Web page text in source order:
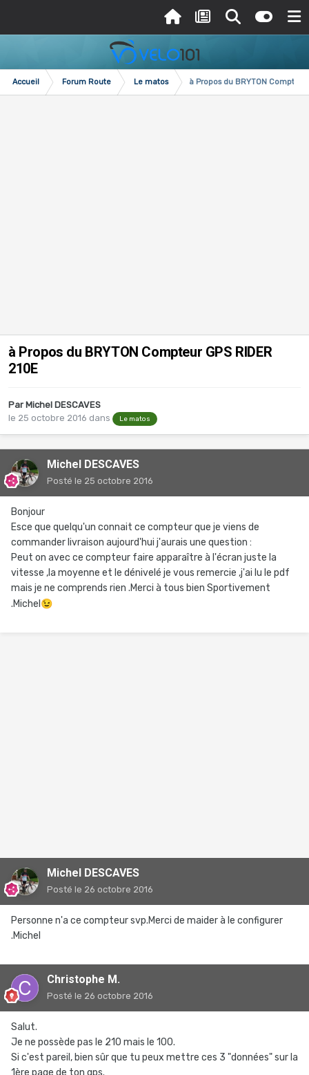
Accueil Forum Route Le matos à Propos du BRYTON Compteur
à Propos du BRYTON Compteur GPS RIDER
210E
Par Michel DESCAVES
le 25 octobre 2016 dans Le matos
Michel DESCAVES
Posté le 25 octobre 2016
Bonjour
Esce que quelqu'un connait ce compteur que je viens de
commander livraison aujourd'hui j'aurais une question :
Peut on avec ce compteur faire apparaître à l'écran juste la
vitesse ,la moyenne et le dénivelé je vous remercie ,j'ai lu le pdf
mais je ne comprends rien .Merci à tous bien Sportivement
.Michel 😉
Michel DESCAVES
Posté le 26 octobre 2016
Personne n'a ce compteur svp.Merci de maider à le configurer
.Michel
Christophe M.
Posté le 26 octobre 2016
Salut.
Je ne possède pas le 210 mais le 100.
Si c'est pareil, bien sûr que tu peux mettre ces 3 "données" sur la
1ère page de ton gps.